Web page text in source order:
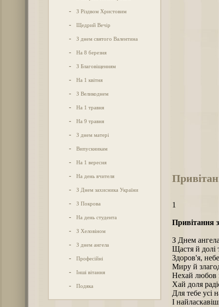
- З Різдвом Христовим
- Щедрий Вечір
- З днем святого Валентина
- На 8 березня
- З Благовіщенням
- На 1 квітня
- З Великоднем
- На 1 травня
- На 9 травня
- З днем матері
- Випускникам
- На 1 вересня
- На день вчителя
- З Днем захисника України
- З Покрова
- На день студента
- З Хеловіном
- З днем ангела
- Професійні
- Інші вітання
- Подяка
1
Привітання
З Днем
Щастя й долі
Здоров'я,
Миру й
Нехай любов
Хай доля
Для тебе усі
І